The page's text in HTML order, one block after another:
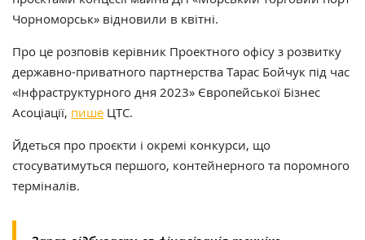
Чорноморськ» відновили в квітні.
Про це розповів керівник Проектного офісу з розвитку
державно-приватного партнерства Тарас Бойчук під час
«Інфраструктурного дня 2023» Європейської Бізнес
Асоціації, пише ЦТС.
Йдеться про проєкти і окремі конкурси, що
стосуватимуться першого, контейнерного та поромного
терміналів.